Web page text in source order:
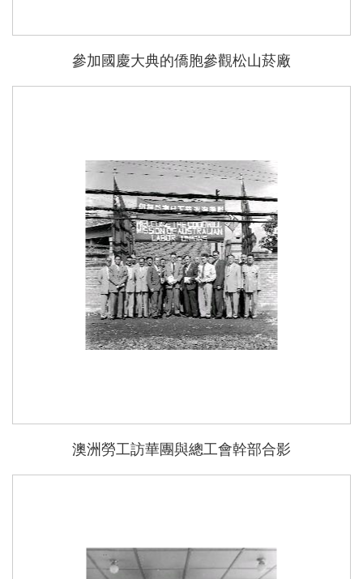
參加國慶大典的僑胞參觀松山菸廠
澳洲勞工訪華團與總工會幹部合影